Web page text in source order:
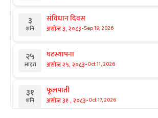
३
शनि
संविधान दिवस
असोज ३, २०८३-Sep 19, 2026
२५
आइत
घटस्थापना
असोज २५, २०८३-Oct 11, 2026
३१
शनि
फूलपाती
असोज ३१ , २०८३-Oct 17, 2026